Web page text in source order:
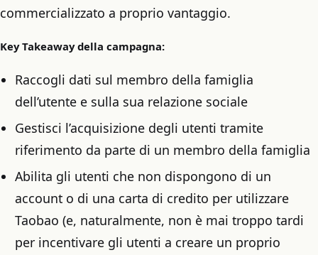
commercializzato a proprio vantaggio.
Key Takeaway della campagna:
Raccogli dati sul membro della famiglia
dell’utente e sulla sua relazione sociale
Gestisci l’acquisizione degli utenti tramite
riferimento da parte di un membro della famiglia
Abilita gli utenti che non dispongono di un
account o di una carta di credito per utilizzare
Taobao (e, naturalmente, non è mai troppo tardi
per incentivare gli utenti a creare un proprio